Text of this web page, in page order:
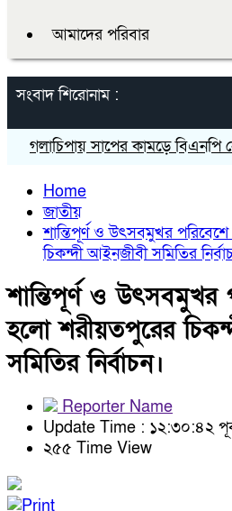
আমাদের পরিবার
সংবাদ শিরোনাম :
গলাচিপায় সাপের কামড়ে বিএনপি
Home
জাতীয়
শান্তিপূর্ণ ও উৎসবমুখর
চিকন্দী আইনজীবী সমিতির
শান্তিপূর্ণ ও উৎসবমুখর
হলো শরীয়তপুরের
সমিতির নির্বাচন।
Reporter Name
Update Time : ১২:৩০:৪২
২৫৫ Time View